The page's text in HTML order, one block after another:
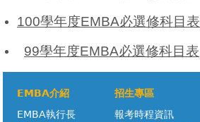
100學年度EMBA必選修科目表
99學年度EMBA必選修科目表
EMBA介紹
EMBA執行長
招生專區
報考時程資訊